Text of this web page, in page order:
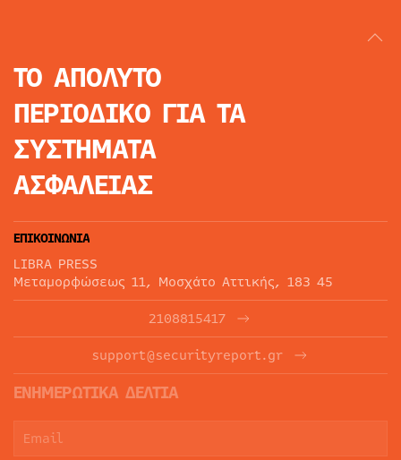
ΤΟ ΑΠΟΛΥΤΟ
ΠΕΡΙΟΔΙΚΟ ΓΙΑ ΤΑ
ΣΥΣΤΗΜΑΤΑ
ΑΣΦΑΛΕΙΑΣ
ΕΠΙΚΟΙΝΩΝΙΑ
LIBRA PRESS
Μεταμορφώσεως 11, Μοσχάτο Αττικής, 183 45
2108815417
support@securityreport.gr
ΕΝΗΜΕΡΩΤΙΚΑ ΔΕΛΤΙΑ